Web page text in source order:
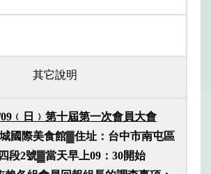
其它說明
日﹚第十屆第一次會員大會
國際美食館▓住址： 台中市南屯區
段2號▓當天早上09：30開始